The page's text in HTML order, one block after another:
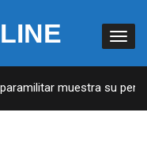
muestra su